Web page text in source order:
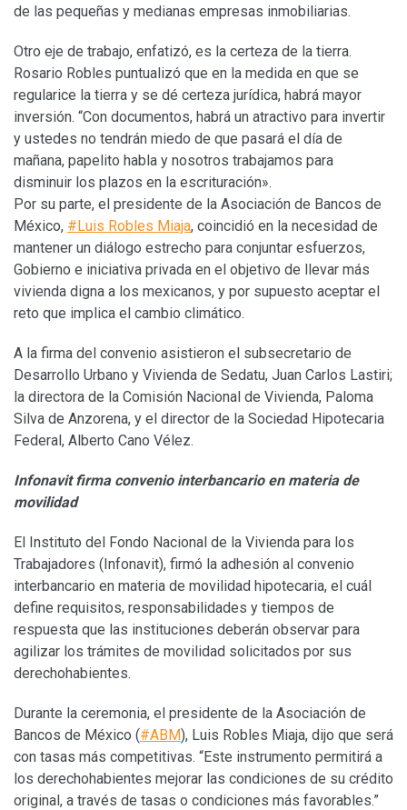
de las pequeñas y medianas empresas inmobiliarias.
Otro eje de trabajo, enfatizó, es la certeza de la tierra.
Rosario Robles puntualizó que en la medida en que se
regularice la tierra y se dé certeza jurídica, habrá mayor
inversión. “Con documentos, habrá un atractivo para invertir
y ustedes no tendrán miedo de que pasará el día de
mañana, papelito habla y nosotros trabajamos para
disminuir los plazos en la escrituración».
Por su parte, el presidente de la Asociación de Bancos de
México, #Luis Robles Miaja, coincidió en la necesidad de
mantener un diálogo estrecho para conjuntar esfuerzos,
Gobierno e iniciativa privada en el objetivo de llevar más
vivienda digna a los mexicanos, y por supuesto aceptar el
reto que implica el cambio climático.
A la firma del convenio asistieron el subsecretario de
Desarrollo Urbano y Vivienda de Sedatu, Juan Carlos Lastiri;
la directora de la Comisión Nacional de Vivienda, Paloma
Silva de Anzorena, y el director de la Sociedad Hipotecaria
Federal, Alberto Cano Vélez.
Infonavit firma convenio interbancario en materia de
movilidad
El Instituto del Fondo Nacional de la Vivienda para los
Trabajadores (Infonavit), firmó la adhesión al convenio
interbancario en materia de movilidad hipotecaria, el cuál
define requisitos, responsabilidades y tiempos de
respuesta que las instituciones deberán observar para
agilizar los trámites de movilidad solicitados por sus
derechohabientes.
Durante la ceremonia, el presidente de la Asociación de
Bancos de México (#ABM), Luis Robles Miaja, dijo que será
con tasas más competitivas. “Este instrumento permitirá a
los derechohabientes mejorar las condiciones de su crédito
original, a través de tasas o condiciones más favorables.”